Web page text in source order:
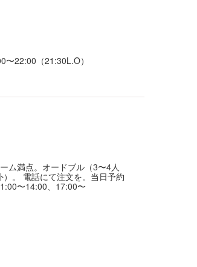
22:00（21:30L.O）
ム満点。オードブル（3〜4人
。 電話にて注文を。当日予約
〜14:00、17:00〜